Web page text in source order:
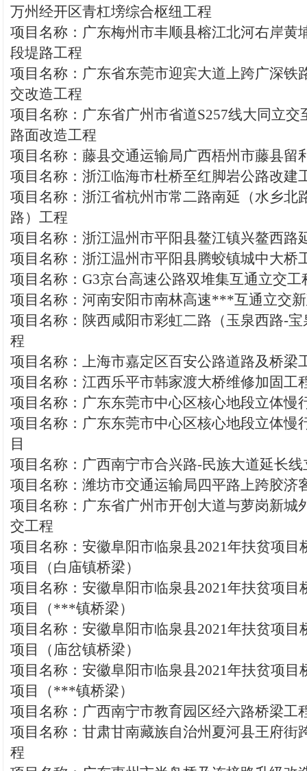
万州经开区青杠塝综合枢纽工程
项目名称：广东梅州市丰顺县榕江北河右岸
段堤路工程
项目名称：广东省东莞市迎宾大道上跨广深铁
交改造工程
项目名称：广东省广州市省道S257线大同立交
路面改造工程
项目名称：藤县交通运输局广西梧州市藤县留
项目名称：浙江临海市杜桥至红脚岩公路改建
项目名称：浙江省杭州市常二路南延（水乡
路）工程
项目名称：浙江温州市平阳县鳌江镇兴鳌西路
项目名称：浙江温州市平阳县腾蛟镇城中大桥
项目名称：G3京台高速公路双堆集互通立交工
项目名称：河南安阳市南林高速***互通立交
项目名称：陕西咸阳市彩虹二路（玉泉西路-
程
项目名称：上海市嘉定区百安公路道路及桥梁
项目名称：江西乐平市韩家渡大桥维修加固工
项目名称：广东东莞市中心区核心地段立体慢
项目名称：广东东莞市中心区核心地段立体慢
目
项目名称：广西南宁市合兴路-民族大道延长线
项目名称：潍坊市交通运输局四平路上跨胶济
项目名称：广东省广州市开创大道与萝岗新城
交工程
项目名称：安徽阜阳市临泉县2021年扶贫项目
项目（白庙镇桥梁）
项目名称：安徽阜阳市临泉县2021年扶贫项目
项目（***镇桥梁）
项目名称：安徽阜阳市临泉县2021年扶贫项目
项目（庙岔镇桥梁）
项目名称：安徽阜阳市临泉县2021年扶贫项目
项目（***镇桥梁）
项目名称：广西南宁市教育园区经六路桥梁工
项目名称：甘肃甘南藏族自治州夏河县王府街
程